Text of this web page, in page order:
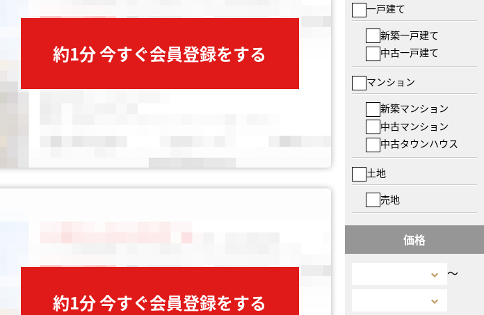
約1分 今すぐ会員登録をする
約1分 今すぐ会員登録をする
一戸建て
新築一戸建て
中古一戸建て
マンション
新築マンション
中古マンション
中古タウンハウス
土地
売地
価格
〜